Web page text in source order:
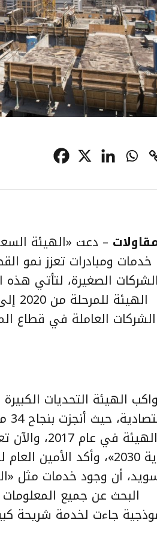
– دعت «الهيئة
خدمات ومبادرات تعزز نمو
الشركات الصغيرة، لتأتي هذه
الشركات العاملة في قطاع
الهيئة التحديات
حيث أنجزت بنجاح 34 مبادرة
و«رؤية 2030»، وأكد
أن وجود خدمات مثل «
البحث عن جميع
جاءت لخدمة شريحة